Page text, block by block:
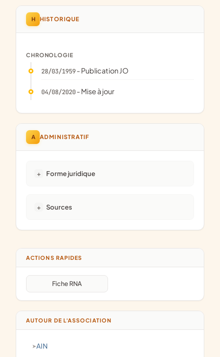
H HISTORIQUE
CHRONOLOGIE
28/03/1959- Publication JO
04/08/2020- Mise à jour
A ADMINISTRATIF
Forme juridique
Sources
ACTIONS RAPIDES
Fiche RNA
AUTOUR DE L'ASSOCIATION
AIN